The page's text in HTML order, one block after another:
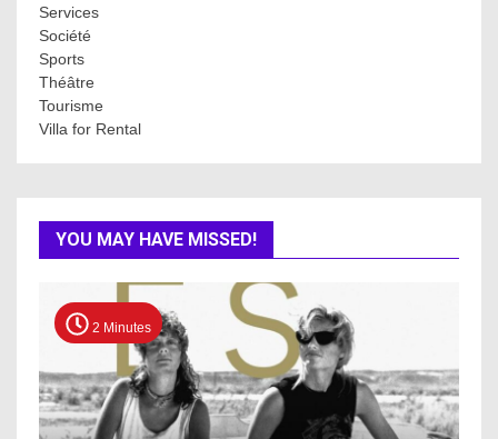
Services
Société
Sports
Théâtre
Tourisme
Villa for Rental
YOU MAY HAVE MISSED!
2 Minutes